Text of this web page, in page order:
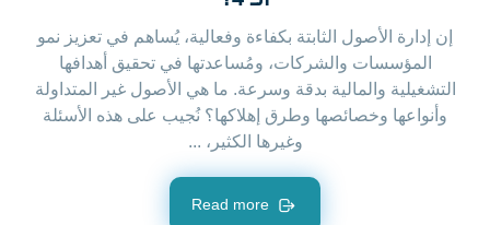
إن إدارة الأصول الثابتة بكفاءة وفعالية، يُساهم في تعزيز نمو
المؤسسات والشركات، ومُساعدتها في تحقيق أهدافها
التشغيلية والمالية بدقة وسرعة. ما هي الأصول غير المتداولة
وأنواعها وخصائصها وطرق إهلاكها؟ نُجيب على هذه الأسئلة
وغيرها الكثير، ...
Read more